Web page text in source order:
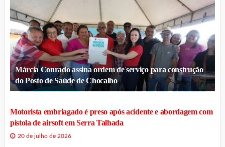
Márcia Conrado assina ordem de serviço para construção
do Posto de Saúde de Chocalho
Motorista embriagado é preso após acidente e abordagem com
pistola de airsoft em Serra Talhada
20 de julho de 2026